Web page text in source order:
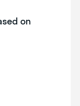
on